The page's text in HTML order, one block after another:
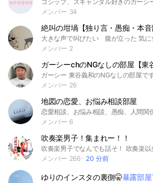
メンバー 34
絶叫の坩堝【独り言・愚痴・本音
メンバー 2
ガーシーchのNGなしの部屋【東
メンバー 26
地図の恋愛、お悩み相談部屋
メンバー 6
吹奏楽男子！集まれー！！
メンバー 266
20 分前
ゆりのインスタの裏側🤫暴露部屋